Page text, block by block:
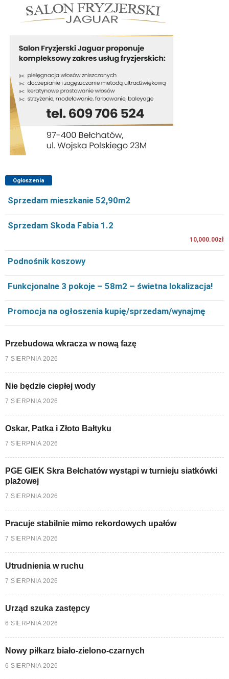
Ogłoszenia
Sprzedam mieszkanie 52,90m2
Sprzedam Skoda Fabia 1.2
10,000.00zł
Podnośnik koszowy
Funkcjonalne 3 pokoje – 58m2 – świetna lokalizacja!
Promocja na ogłoszenia kupię/sprzedam/wynajmę
Przebudowa wkracza w nową fazę
7 SIERPNIA 2026
Nie będzie ciepłej wody
7 SIERPNIA 2026
Oskar, Patka i Złoto Bałtyku
7 SIERPNIA 2026
PGE GIEK Skra Bełchatów wystąpi w turnieju siatkówki
plażowej
7 SIERPNIA 2026
Pracuje stabilnie mimo rekordowych upałów
7 SIERPNIA 2026
Utrudnienia w ruchu
7 SIERPNIA 2026
Urząd szuka zastępcy
6 SIERPNIA 2026
Nowy piłkarz biało-zielono-czarnych
6 SIERPNIA 2026